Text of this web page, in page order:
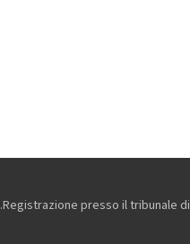
.Registrazione presso il tribunale di